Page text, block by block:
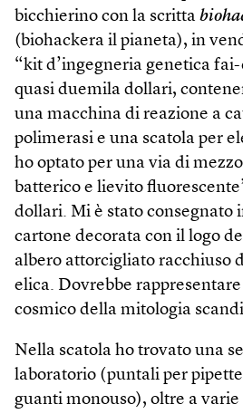
bicchierino con la scritta
(biohackera il pianeta), in
“kit d’ingegneria genetica
quasi duemila dollari,
una macchina di reazione a
polimerasi e una scatola per
ho optato per una via di
batterico e lievito
dollari. Mi è stato consegnato
cartone decorata con il logo
albero attorcigliato racchiuso
elica. Dovrebbe
cosmico della mitologia
Nella scatola ho trovato una
laboratorio (puntali per
guanti monouso), oltre a